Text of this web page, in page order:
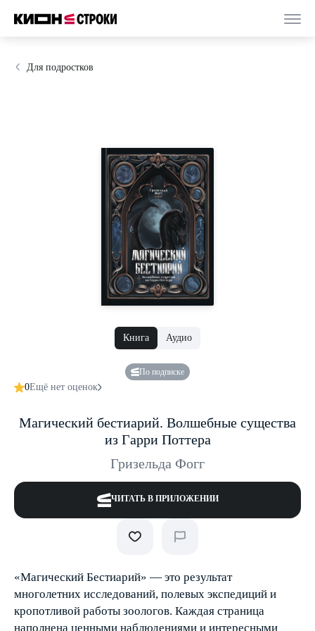
Для подростков
Книга Аудио
По подписке
0Ещё нет оценок
Магический бестиарий. Волшебные существа
из Гарри Поттера
Гризельда Фогг
ЧИТАТЬ В ПРИЛОЖЕНИИ
«Магический Бестиарий» — это результат
многолетних исследований, полевых экспедиций и
кропотливой работы зоологов. Каждая страница
наполнена ценными наблюдениями и интересными